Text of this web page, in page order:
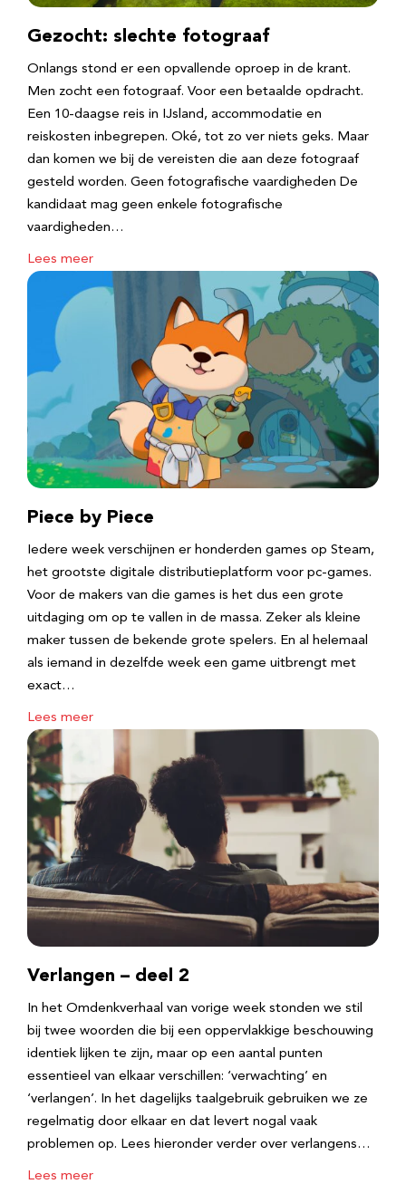
Gezocht: slechte fotograaf
Onlangs stond er een opvallende oproep in de krant.
Men zocht een fotograaf. Voor een betaalde opdracht.
Een 10-daagse reis in IJsland, accommodatie en
reiskosten inbegrepen. Oké, tot zo ver niets geks. Maar
dan komen we bij de vereisten die aan deze fotograaf
gesteld worden. Geen fotografische vaardigheden De
kandidaat mag geen enkele fotografische
vaardigheden…
Lees meer
Piece by Piece
Iedere week verschijnen er honderden games op Steam,
het grootste digitale distributieplatform voor pc-games.
Voor de makers van die games is het dus een grote
uitdaging om op te vallen in de massa. Zeker als kleine
maker tussen de bekende grote spelers. En al helemaal
als iemand in dezelfde week een game uitbrengt met
exact…
Lees meer
Verlangen – deel 2
In het Omdenkverhaal van vorige week stonden we stil
bij twee woorden die bij een oppervlakkige beschouwing
identiek lijken te zijn, maar op een aantal punten
essentieel van elkaar verschillen: ‘verwachting’ en
‘verlangen’. In het dagelijks taalgebruik gebruiken we ze
regelmatig door elkaar en dat levert nogal vaak
problemen op. Lees hieronder verder over verlangens…
Lees meer